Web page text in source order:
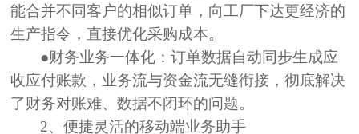
能合并不同客户的相似订单，向工厂下达更经济的
生产指令，直接优化采购成本。
●财务业务一体化：订单数据自动同步生成应
收应付账款，业务流与资金流无缝衔接，彻底解决
了财务对账难、数据不闭环的问题。
2、便捷灵活的移动端业务助手